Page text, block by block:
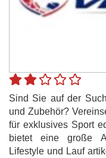
Sind Sie auf der
und Zubehör?
für exklusives Sport
bietet eine große
Lifestyle und Lauf